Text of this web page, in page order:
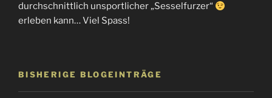
durchschnittlich unsportlicher „Sesselfurzer“
erleben kann… Viel Spass!
BISHERIGE BLOGEINTRÄGE